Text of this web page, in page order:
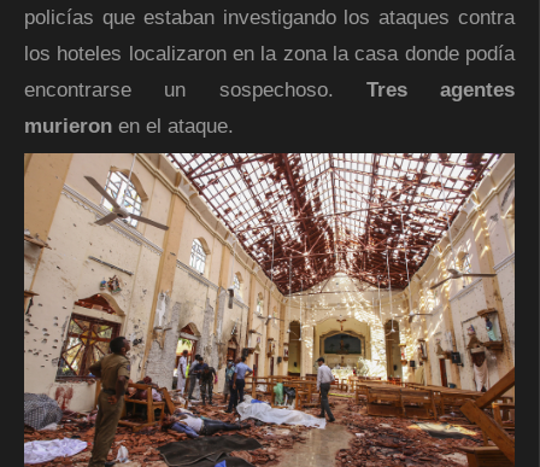
policías que estaban investigando los ataques contra
los hoteles localizaron en la zona la casa donde podía
encontrarse un sospechoso. Tres agentes
murieron en el ataque.